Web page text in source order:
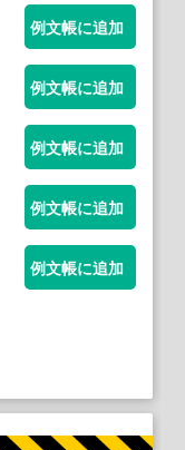
例文帳に追加
例文帳に追加
例文帳に追加
例文帳に追加
例文帳に追加